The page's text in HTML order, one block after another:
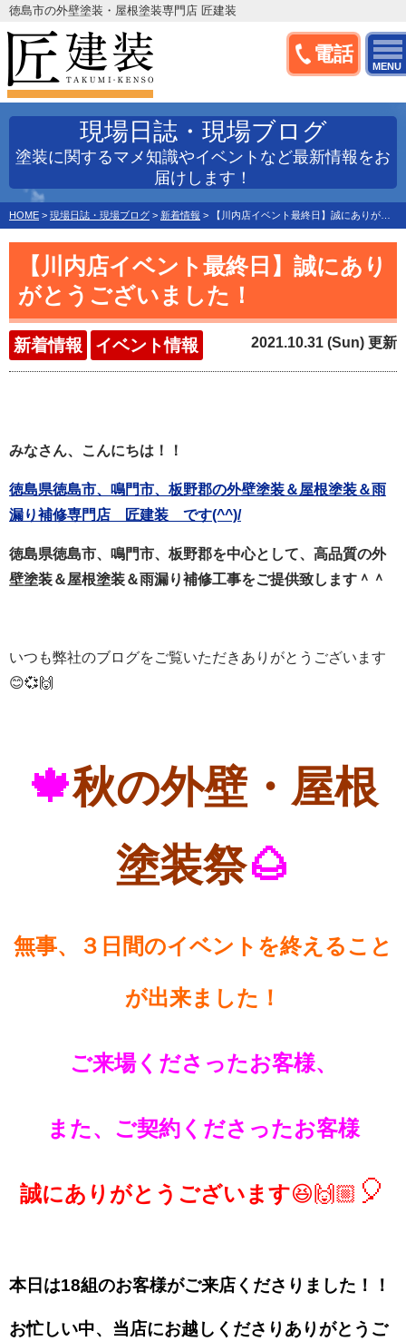
電話
MENU
徳島市の外壁塗装・屋根塗装専門店 匠建装
現場日誌・現場ブログ
塗装に関するマメ知識やイベントなど最新情報をお
届けします！
HOME > 現場日誌・現場ブログ > 新着情報 > 【川内店イベント最終日】誠にありがとうございました！
【川内店イベント最終日】誠にあり
がとうございました！
新着情報 イベント情報 2021.10.31 (Sun) 更新
みなさん、こんにちは！！
徳島県徳島市、鳴門市、板野郡の外壁塗装＆屋根塗装＆雨
漏り補修専門店 匠建装 です(^^)/
徳島県徳島市、鳴門市、板野郡を中心として、高品質の外
壁塗装＆屋根塗装＆雨漏り補修工事をご提供致します＾＾
いつも弊社のブログをご覧いただきありがとうございます
😊💞🙌
🍁秋の外壁・屋根
塗装祭🌰
無事、３日間のイベントを終えること
が出来ました！
ご来場くださったお客様、
また、ご契約くださったお客様
誠にありがとうございます😆🙌🏼 🎈
本日は18組のお客様がご来店くださりました！！
お忙しい中、当店にお越しくださりありがとうご